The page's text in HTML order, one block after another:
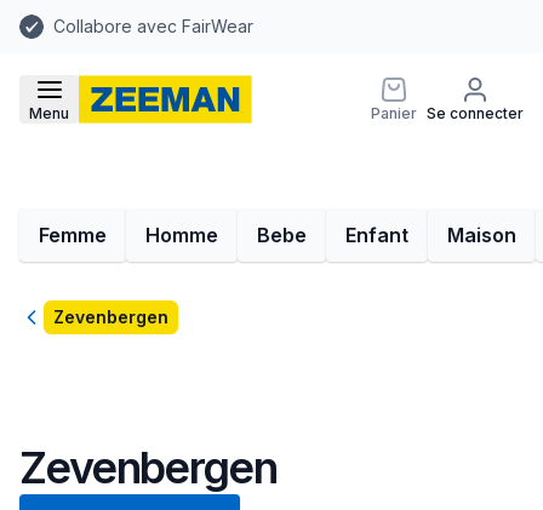
Collabore avec FairWear
Menu Panier Se connecter
Femme Homme Bebe Enfant Maison
RetourZevenbergen
Zevenbergen